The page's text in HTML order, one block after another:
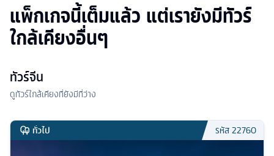
แพ็กเกจนี้เต็มแล้ว แต่เรายังมีทัวร์
ใกล้เคียงอื่นๆ
ทัวร์จีน
ดูทัวร์ใกล้เคียงที่ยังมีที่ว่าง
ทั่วไป รหัส22760